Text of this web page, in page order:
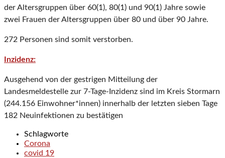
der Altersgruppen über 60(1), 80(1) und 90(1) Jahre sowie
zwei Frauen der Altersgruppen über 80 und über 90 Jahre.
272 Personen sind somit verstorben.
Inzidenz:
Ausgehend von der gestrigen Mitteilung der
Landesmeldestelle zur 7-Tage-Inzidenz sind im Kreis Stormarn
(244.156 Einwohner*innen) innerhalb der letzten sieben Tage
182 Neuinfektionen zu bestätigen
Schlagworte
Corona
covid 19